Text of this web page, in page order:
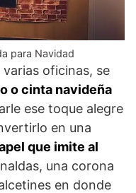
para Navidad
oficinas, se
o cinta navideña
ese toque alegre
en una
que imite al
una corona
en donde